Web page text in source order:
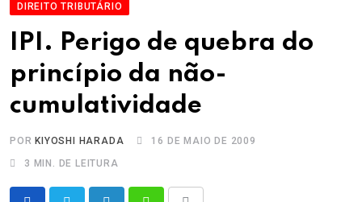
DIREITO TRIBUTÁRIO
IPI. Perigo de quebra do
princípio da não-
cumulatividade
POR KIYOSHI HARADA
16 DE MAIO DE 2009
3 MIN. DE LEITURA